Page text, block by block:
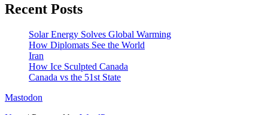
Recent Posts
Solar Energy Solves Global Warming
How Diplomats See the World
Iran
How Ice Sculpted Canada
Canada vs the 51st State
Mastodon